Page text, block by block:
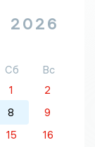
2026
Сб
Вс
1
2
8
9
15
16